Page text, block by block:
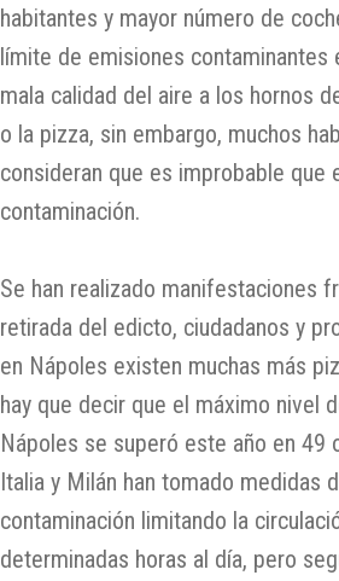
habitantes y mayor número de
límite de emisiones contaminantes
mala calidad del aire a los hornos
o la pizza, sin embargo, muchos
consideran que es improbable que
contaminación.
Se han realizado manifestaciones
retirada del edicto, ciudadanos y
en Nápoles existen muchas más
hay que decir que el máximo nivel
Nápoles se superó este año en 49
Italia y Milán han tomado medidas
contaminación limitando la
determinadas horas al día, pero